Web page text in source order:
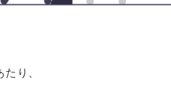
り、